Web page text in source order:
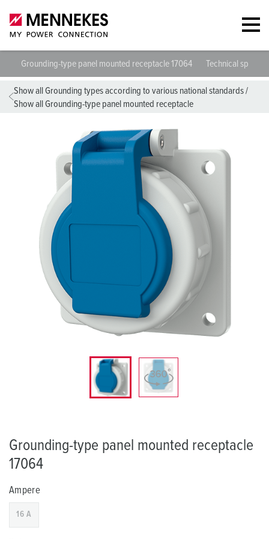
Grounding-type panel mounted receptacle 17064 Technical
Show all Grounding types according to various national standards/
Show all Grounding-type panel mounted receptacle
Grounding-type panel mounted receptacle
17064
Ampere
16 A